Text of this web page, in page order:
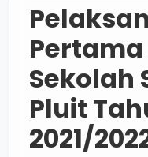
Sekolah
Pluit
2021/